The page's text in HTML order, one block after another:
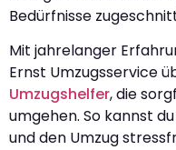
Bedürfnisse
Mit jahrelanger
Ernst Umzugsservice
Umzugshelfer, die
umgehen. So kannst
und den Umzug